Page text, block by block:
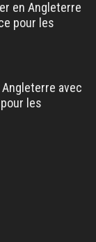
en Angleterre
pour les
avec
les